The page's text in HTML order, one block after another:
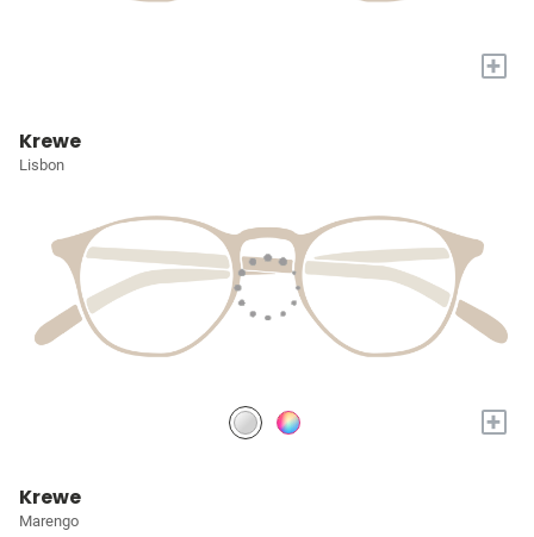
+
Krewe
Lisbon
+
Krewe
Marengo